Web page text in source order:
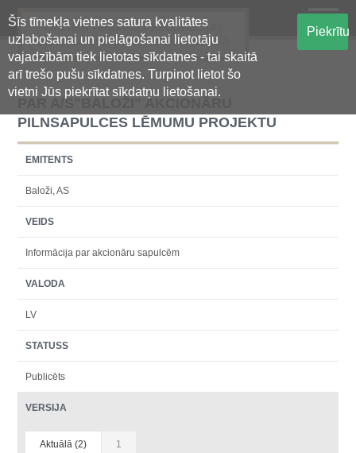
Šīs tīmekļa vietnes satura kvalitātes
uzlabošanai un pielāgošanai lietotāju
vajadzībām tiek lietotas sīkdatnes - tai skaitā
arī trešo pušu sīkdatnes. Turpinot lietot šo
vietni Jūs piekrītat sīkdatņu lietošanai.
Piekrītu
Oficiālā regulētās informācijas
centralizētā glabāšanas sistēma
PAR A/S"BALOŽI" AKCIONĀRU
PILNSAPULCES LĒMUMU PROJEKTU
EMITENTS
Baloži, AS
VEIDS
Informācija par akcionāru sapulcēm
VALODA
LV
STATUSS
Publicēts
VERSIJA
Aktuālā (2) 1